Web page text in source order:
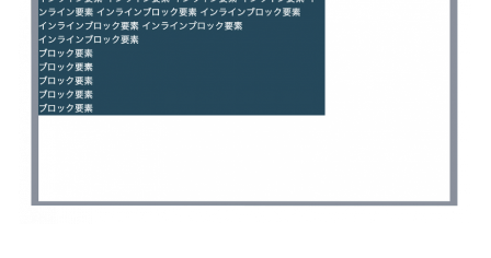
<head>
    <title>例</title>
    <link rel="stylesheet"
href="example.css">
*{
  margin: 0;
  padding:0;
  width: 500px;